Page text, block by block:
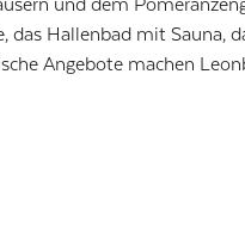
und dem
das Hallenbad mit Sauna,
Angebote machen